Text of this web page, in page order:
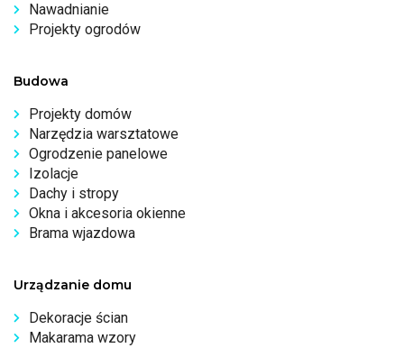
Nawadnianie
Projekty ogrodów
Budowa
Projekty domów
Narzędzia warsztatowe
Ogrodzenie panelowe
Izolacje
Dachy i stropy
Okna i akcesoria okienne
Brama wjazdowa
Urządzanie domu
Dekoracje ścian
Makarama wzory